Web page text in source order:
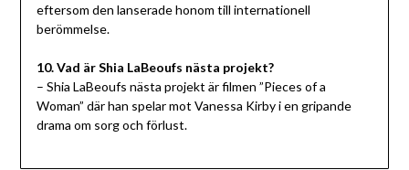
eftersom den lanserade honom till internationell
berömmelse.
10. Vad är Shia LaBeoufs nästa projekt?
– Shia LaBeoufs nästa projekt är filmen ”Pieces of a
Woman” där han spelar mot Vanessa Kirby i en gripande
drama om sorg och förlust.